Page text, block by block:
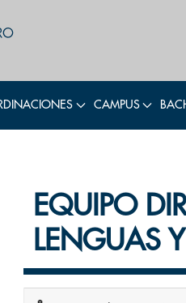
CAMPUS
EQUIPO
LENGUAS